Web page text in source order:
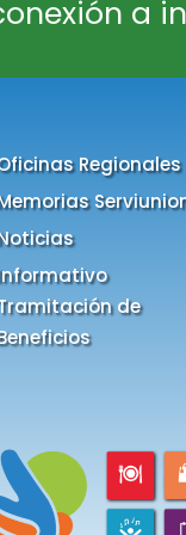
a
Regionales
de